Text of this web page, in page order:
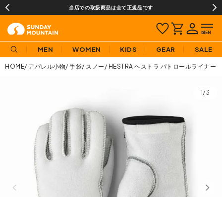
当店での取扱商品は全て正規品です
MEN WOMEN KIDS GEAR SALE
HOME アパレル小物 手袋 スノー HESTRA ヘストラ パトロールライナー
1/3